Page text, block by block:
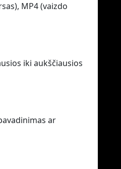
MP4 (vaizdo
iki aukščiausios
ar